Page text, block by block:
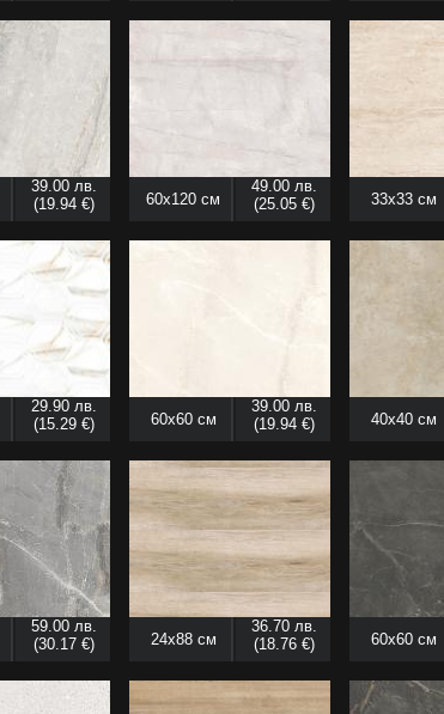
39.00 лв.
(19.94 €)
60x120 см
49.00 лв.
(25.05 €)
33x33 см
29.90 лв.
(15.29 €)
60x60 см
39.00 лв.
(19.94 €)
40x40 см
59.00 лв.
(30.17 €)
24x88 см
36.70 лв.
(18.76 €)
60x60 см